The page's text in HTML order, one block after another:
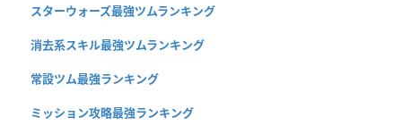
スターウォーズ最強ツムランキング
消去系スキル最強ツムランキング
常設ツム最強ランキング
ミッション攻略最強ランキング